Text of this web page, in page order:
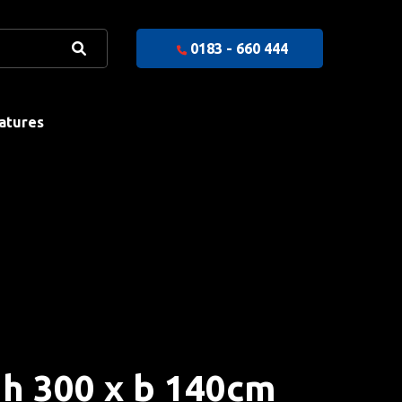
0183 - 660 444
300 x b 140cm